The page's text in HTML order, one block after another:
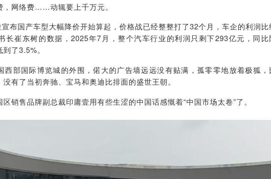
，网络费……动辄要上千万元。
布国产车型大幅降价开始算起，价格战已经整整打了32个月，车企的利润比
长崔东树的数据，2025年7月，整个汽车行业的利润只剩下293亿元，同比
了3.5%。
部国际博览城的外围，偌大的广告墙远远没有贴满，孤零零地放着极狐，
有了当初奔驰、宝马和奥迪比排面的盛世王朝。
销售品牌副总裁印庸壹用有些生涩的中国话感慨着“中国市场太卷”了。